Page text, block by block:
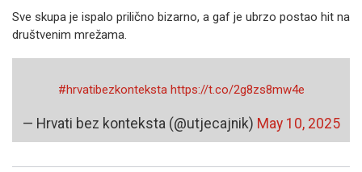
Sve skupa je ispalo prilično bizarno, a gaf je ubrzo postao hit na
društvenim mrežama.
#hrvatibezkonteksta https://t.co/2g8zs8mw4e
— Hrvati bez konteksta (@utjecajnik) May 10, 2025